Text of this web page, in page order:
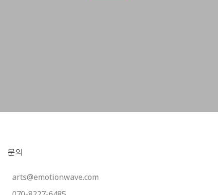
문의
arts@emotionwave.com